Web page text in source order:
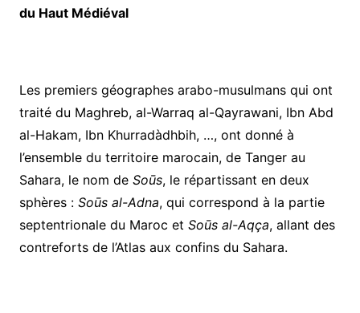
du Haut Médiéval
Les premiers géographes arabo-musulmans qui ont
traité du Maghreb, al-Warraq al-Qayrawani, Ibn Abd
al-Hakam, Ibn Khurradàdhbih, …, ont donné à
l’ensemble du territoire marocain, de Tanger au
Sahara, le nom de Soūs, le répartissant en deux
sphères : Soūs al-Adna, qui correspond à la partie
septentrionale du Maroc et Soūs al-Aqça, allant des
contreforts de l’Atlas aux confins du Sahara.